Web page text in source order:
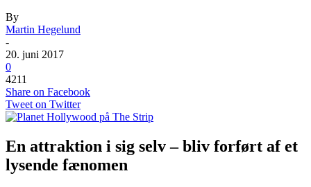
By
Martin Hegelund
-
20. juni 2017
0
4211
Share on Facebook
Tweet on Twitter
En attraktion i sig selv – bliv forført af et
lysende fænomen